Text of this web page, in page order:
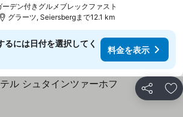
ーデン付きグルメブレックファスト
グラーツ, Seiersbergまで12.1 km
るには日付を選択してく
料金を表示
シェア お